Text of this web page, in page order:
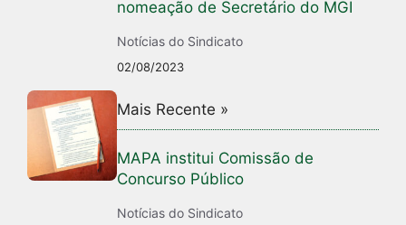
nomeação de Secretário do MGI
Notícias do Sindicato
02/08/2023
Mais Recente »
MAPA institui Comissão de
Concurso Público
Notícias do Sindicato